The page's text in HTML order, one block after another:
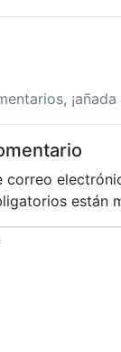
correo
están